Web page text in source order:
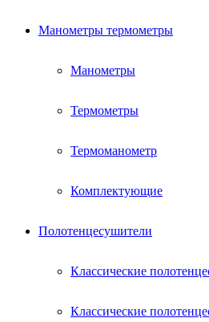
Манометры термометры
Манометры
Термометры
Термоманометр
Комплектующие
Полотенцесушители
Классические
Классические